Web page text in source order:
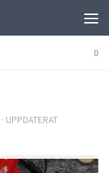
0
· UPPDATERAT